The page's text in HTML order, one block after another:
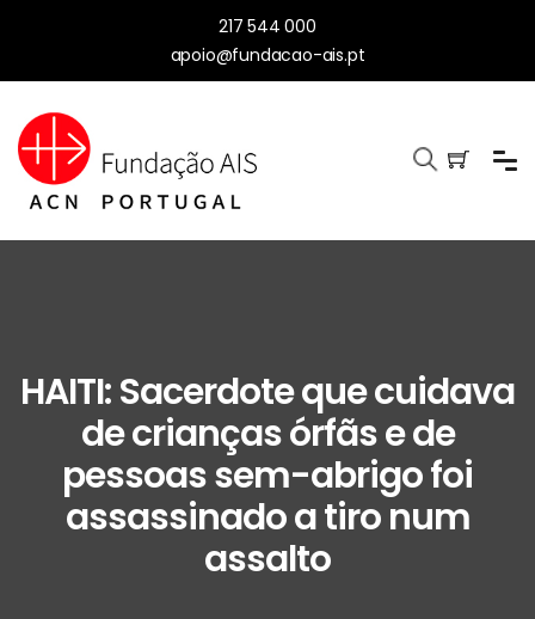
217 544 000
apoio@fundacao-ais.pt
HAITI: Sacerdote que cuidava
de crianças órfãs e de
pessoas sem-abrigo foi
assassinado a tiro num
assalto